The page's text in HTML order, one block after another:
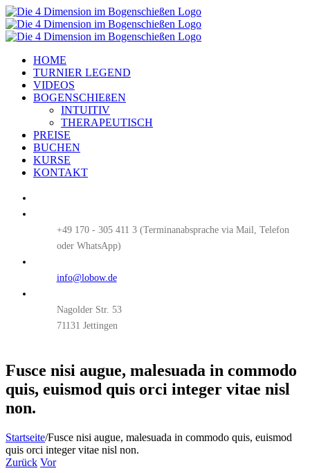
Zum
Inhalt
springen
HOME
TURNIER LEGEND
VIDEOS
BOGENSCHIEßEN
INTUITIV
THERAPEUTISCH
PREISE
BUCHEN
KURSE
KONTAKT
+49 170 - 305 411 3
info@lobow.de
Nagolder Str. 53
71131 Jettingen
Fusce nisi augue, malesuada in commodo
quis, euismod quis orci integer vitae nisl
non.
Startseite/Fusce nisi augue, malesuada in commodo quis, euismod
quis orci integer vitae nisl non.
Zurück Vor